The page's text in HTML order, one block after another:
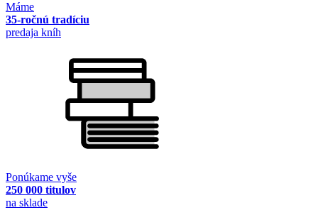
Máme
35-ročnú tradíciu
predaja kníh
Ponúkame vyše
250 000 titulov
na sklade